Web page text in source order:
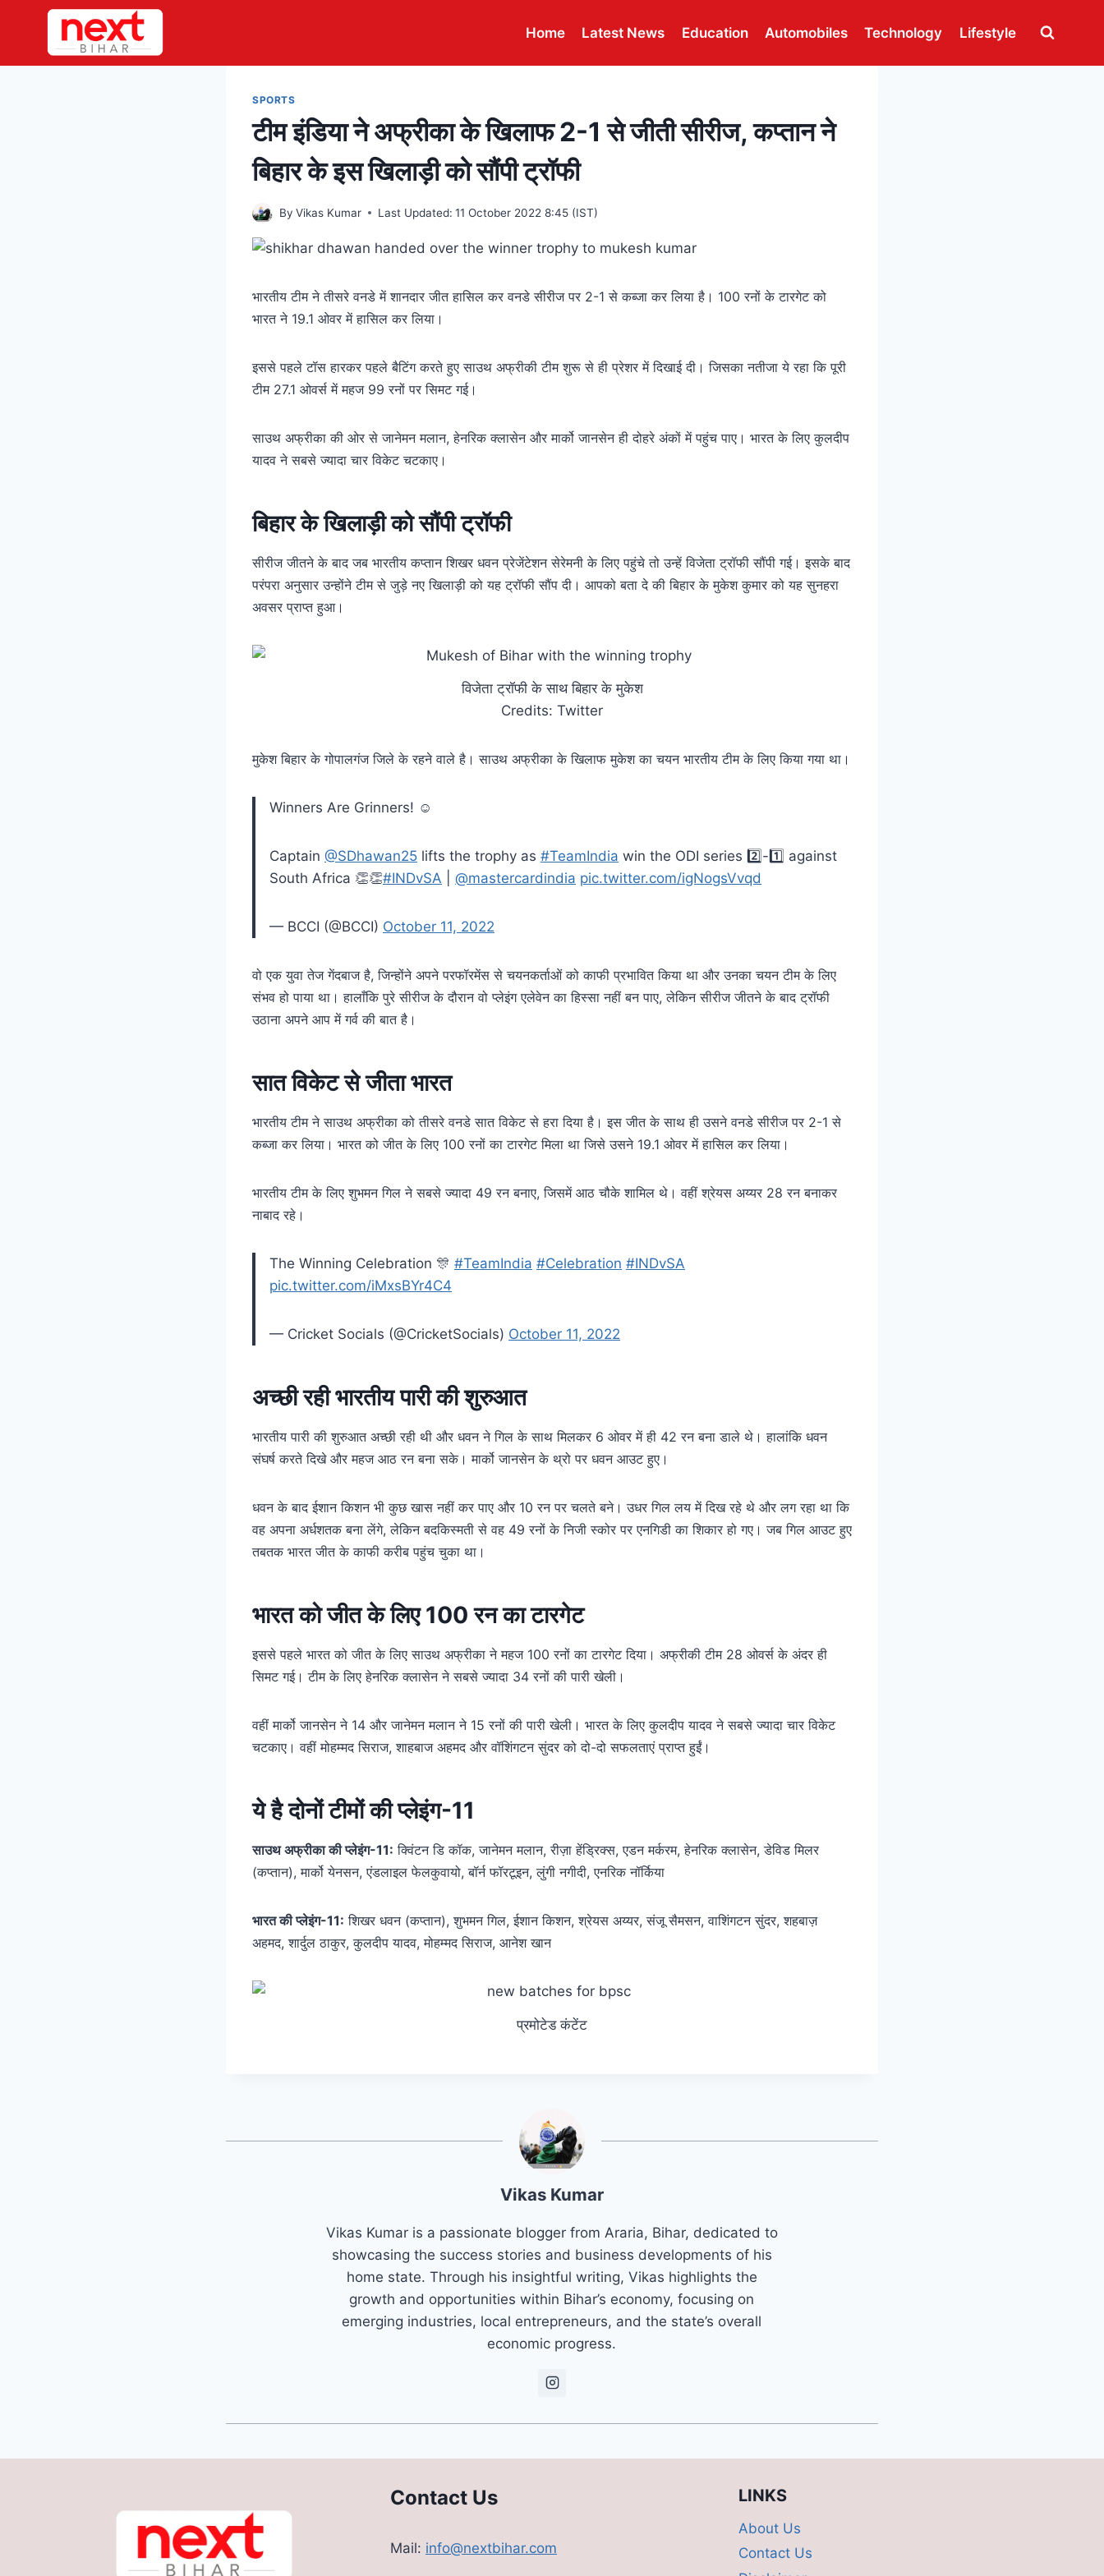
content
Home Latest News Education Automobiles Technology Lifestyle
SPORTS
टीम इंडिया ने अफ्रीका के खिलाफ 2-1 से जीती सीरीज, कप्तान ने
बिहार के इस खिलाड़ी को सौंपी ट्रॉफी
By Vikas Kumar Last Updated: 11 October 2022 8:45 (IST)
भारतीय टीम ने तीसरे वनडे में शानदार जीत हासिल कर वनडे सीरीज पर 2-1 से कब्जा कर लिया है। 100 रनों के टारगेट को
भारत ने 19.1 ओवर में हासिल कर लिया।
इससे पहले टॉस हारकर पहले बैटिंग करते हुए साउथ अफ्रीकी टीम शुरू से ही प्रेशर में दिखाई दी। जिसका नतीजा ये रहा कि पूरी
टीम 27.1 ओवर्स में महज 99 रनों पर सिमट गई।
साउथ अफ्रीका की ओर से जानेमन मलान, हेनरिक क्लासेन और मार्को जानसेन ही दोहरे अंकों में पहुंच पाए। भारत के लिए कुलदीप
यादव ने सबसे ज्यादा चार विकेट चटकाए।
बिहार के खिलाड़ी को सौंपी ट्रॉफी
सीरीज जीतने के बाद जब भारतीय कप्तान शिखर धवन प्रेजेंटेशन सेरेमनी के लिए पहुंचे तो उन्हें विजेता ट्रॉफी सौंपी गई। इसके बाद
परंपरा अनुसार उन्होंने टीम से जुड़े नए खिलाड़ी को यह ट्रॉफी सौंप दी। आपको बता दे की बिहार के मुकेश कुमार को यह सुनहरा
अवसर प्राप्त हुआ।
विजेता ट्रॉफी के साथ बिहार के मुकेश
Credits: Twitter
मुकेश बिहार के गोपालगंज जिले के रहने वाले है। साउथ अफ्रीका के खिलाफ मुकेश का चयन भारतीय टीम के लिए किया गया था।
Winners Are Grinners! ☺️
Captain @SDhawan25 lifts the trophy as #TeamIndia win the ODI series 2️⃣-1️⃣ against
South Africa 👏👏#INDvSA @mastercardindia pic.twitter.com/igNogsVvqd
— BCCI (@BCCI) October 11, 2022
वो एक युवा तेज गेंदबाज है, जिन्होंने अपने परफॉरमेंस से चयनकर्ताओं को काफी प्रभावित किया था और उनका चयन टीम के लिए
संभव हो पाया था। हालाँकि पुरे सीरीज के दौरान वो प्लेइंग एलेवेन का हिस्सा नहीं बन पाए, लेकिन सीरीज जीतने के बाद ट्रॉफी
उठाना अपने आप में गर्व की बात है।
सात विकेट से जीता भारत
भारतीय टीम ने साउथ अफ्रीका को तीसरे वनडे सात विकेट से हरा दिया है। इस जीत के साथ ही उसने वनडे सीरीज पर 2-1 से
कब्जा कर लिया। भारत को जीत के लिए 100 रनों का टारगेट मिला था जिसे उसने 19.1 ओवर में हासिल कर लिया।
भारतीय टीम के लिए शुभमन गिल ने सबसे ज्यादा 49 रन बनाए, जिसमें आठ चौके शामिल थे। वहीं श्रेयस अय्यर 28 रन बनाकर
नाबाद रहे।
The Winning Celebration 🎊 #TeamIndia #Celebration #INDvSA
pic.twitter.com/iMxsBYr4C4
— Cricket Socials (@CricketSocials) October 11, 2022
अच्छी रही भारतीय पारी की शुरुआत
भारतीय पारी की शुरुआत अच्छी रही थी और धवन ने गिल के साथ मिलकर 6 ओवर में ही 42 रन बना डाले थे। हालांकि धवन
संघर्ष करते दिखे और महज आठ रन बना सके। मार्को जानसेन के थ्रो पर धवन आउट हुए।
धवन के बाद ईशान किशन भी कुछ खास नहीं कर पाए और 10 रन पर चलते बने। उधर गिल लय में दिख रहे थे और लग रहा था कि
वह अपना अर्धशतक बना लेंगे, लेकिन बदकिस्मती से वह 49 रनों के निजी स्कोर पर एनगिडी का शिकार हो गए। जब गिल आउट हुए
तबतक भारत जीत के काफी करीब पहुंच चुका था।
भारत को जीत के लिए 100 रन का टारगेट
इससे पहले भारत को जीत के लिए साउथ अफ्रीका ने महज 100 रनों का टारगेट दिया। अफ्रीकी टीम 28 ओवर्स के अंदर ही
सिमट गई। टीम के लिए हेनरिक क्लासेन ने सबसे ज्यादा 34 रनों की पारी खेली।
वहीं मार्को जानसेन ने 14 और जानेमन मलान ने 15 रनों की पारी खेली। भारत के लिए कुलदीप यादव ने सबसे ज्यादा चार विकेट
चटकाए। वहीं मोहम्मद सिराज, शाहबाज अहमद और वॉशिंगटन सुंदर को दो-दो सफलताएं प्राप्त हुईं।
ये है दोनों टीमों की प्लेइंग-11
साउथ अफ्रीका की प्लेइंग-11: क्विंटन डि कॉक, जानेमन मलान, रीज़ा हेंड्रिक्स, एडन मर्करम, हेनरिक क्लासेन, डेविड मिलर
(कप्तान), मार्को येनसन, एंडलाइल फेलकुवायो, बॉर्न फॉरटूइन, लुंगी नगीदी, एनरिक नॉर्किया
भारत की प्लेइंग-11: शिखर धवन (कप्तान), शुभमन गिल, ईशान किशन, श्रेयस अय्यर, संजू सैमसन, वाशिंगटन सुंदर, शहबाज़
अहमद, शार्दुल ठाकुर, कुलदीप यादव, मोहम्मद सिराज, आनेश खान
प्रमोटेड कंटेंट
Vikas Kumar
Vikas Kumar is a passionate blogger from Araria, Bihar, dedicated to
showcasing the success stories and business developments of his
home state. Through his insightful writing, Vikas highlights the
growth and opportunities within Bihar’s economy, focusing on
emerging industries, local entrepreneurs, and the state’s overall
economic progress.
Contact Us
Mail: info@nextbihar.com
LINKS
About Us
Contact Us